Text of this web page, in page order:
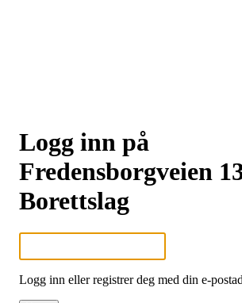
Logg inn på
Fredensborgveien
Borettslag
Logg inn eller registrer deg med din e-